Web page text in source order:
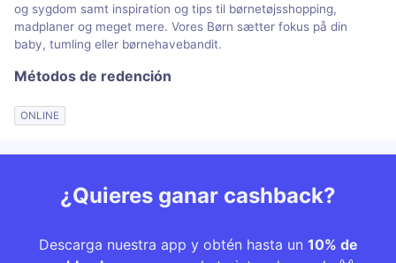
og sygdom samt inspiration og tips til børnetøjsshopping,
madplaner og meget mere. Vores Børn sætter fokus på din
baby, tumling eller børnehavebandit.
Métodos de redención
ONLINE
¿Quieres ganar cashback?
Descarga nuestra app y obtén hasta un 10% de